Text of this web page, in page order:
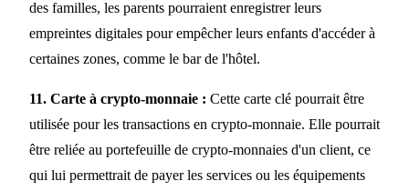
des familles, les parents pourraient enregistrer leurs
empreintes digitales pour empêcher leurs enfants d'accéder à
certaines zones, comme le bar de l'hôtel.
11. Carte à crypto-monnaie : Cette carte clé pourrait être
utilisée pour les transactions en crypto-monnaie. Elle pourrait
être reliée au portefeuille de crypto-monnaies d'un client, ce
qui lui permettrait de payer les services ou les équipements